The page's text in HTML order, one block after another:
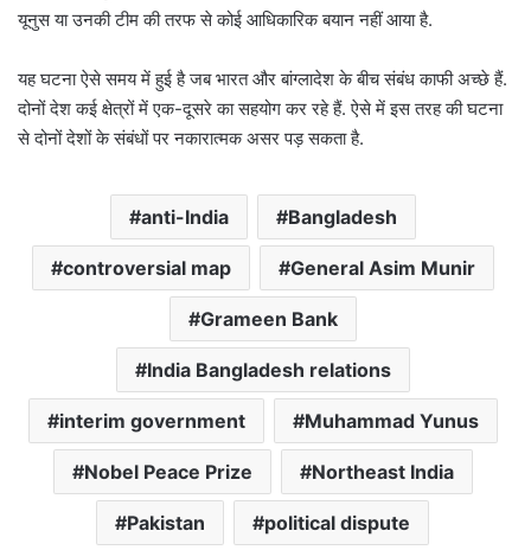
यूनुस या उनकी टीम की तरफ से कोई आधिकारिक बयान नहीं आया है.
यह घटना ऐसे समय में हुई है जब भारत और बांग्लादेश के बीच संबंध काफी अच्छे हैं.
दोनों देश कई क्षेत्रों में एक-दूसरे का सहयोग कर रहे हैं. ऐसे में इस तरह की घटना
से दोनों देशों के संबंधों पर नकारात्मक असर पड़ सकता है.
anti-India Bangladesh
controversial map General Asim Munir
Grameen Bank
India Bangladesh relations
interim government Muhammad Yunus
Nobel Peace Prize Northeast India
Pakistan political dispute